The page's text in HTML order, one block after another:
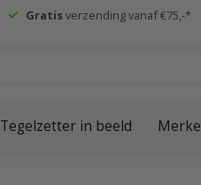
Gratisverzending vanaf €75,-*
Tegelzetter in beeld